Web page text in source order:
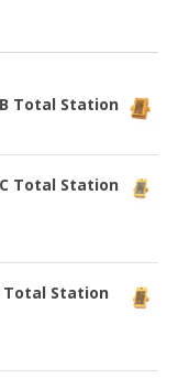
Total Station
Total Station
Total Station